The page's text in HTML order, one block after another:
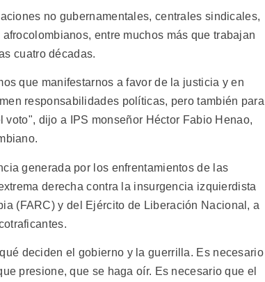
no gubernamentales, centrales sindicales,
entre muchos más que trabajan
cuatro décadas.
que manifestarnos a favor de la justicia y en
responsabilidades políticas, pero también para
dijo a IPS monseñor Héctor Fabio Henao,
generada por los enfrentamientos de las
derecha contra la insurgencia izquierdista
(FARC) y del Ejército de Liberación Nacional, a
deciden el gobierno y la guerrilla. Es necesario
presione, que se haga oír. Es necesario que el